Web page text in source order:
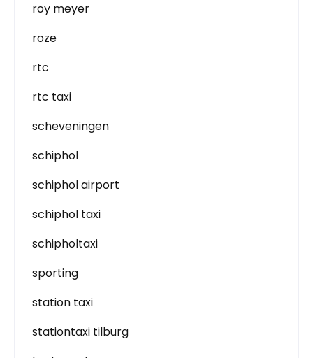
roy meyer
roze
rtc
rtc taxi
scheveningen
schiphol
schiphol airport
schiphol taxi
schipholtaxi
sporting
station taxi
stationtaxi tilburg